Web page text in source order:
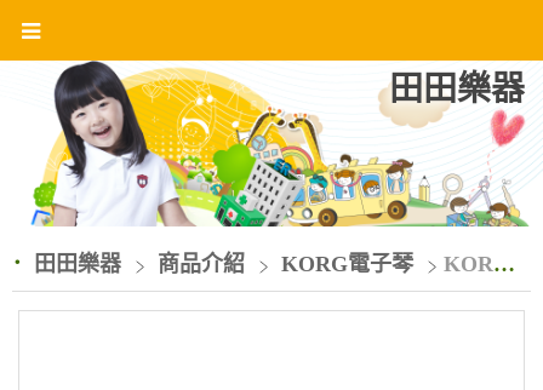
田田樂器
田田樂器 商品介紹 KORG電子琴 KORG EK-50電子琴